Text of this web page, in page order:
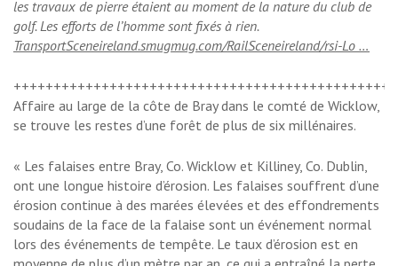
les travaux de pierre étaient au moment de la nature du club de
golf. Les efforts de l’homme sont fixés à rien.
TransportSceneireland.smugmug.com/RailSceneireland/rsi-Lo …
Affaire au large de la côte de Bray dans le comté de Wicklow,
se trouve les restes d’une forêt de plus de six millénaires.
« Les falaises entre Bray, Co. Wicklow et Killiney, Co. Dublin,
ont une longue histoire d’érosion. Les falaises souffrent d’une
érosion continue à des marées élevées et des effondrements
soudains de la face de la falaise sont un événement normal
lors des événements de tempête. Le taux d’érosion est en